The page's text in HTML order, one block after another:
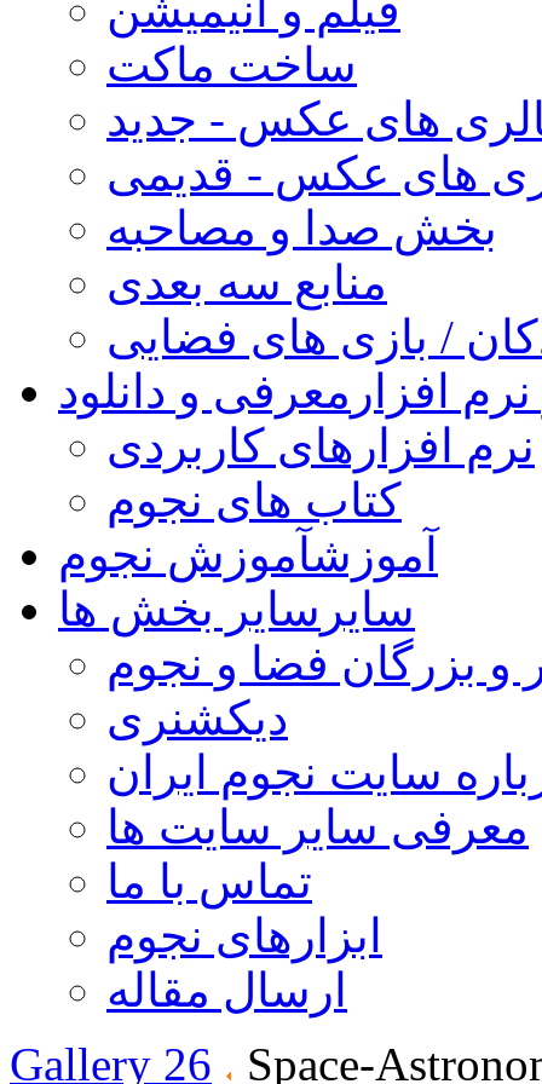
ساخت ماکت
های عکس - جدید
های عکس - قدیمی
بخش صدا و مصاحبه
منابع سه بعدی
/ بازی های فضایی
افزار معرفی و دانلود
نرم افزارهای کاربردی
کتاب های نجوم
آموزشآموزش نجوم
سایر سایر بخش ها
و بزرگان فضا و نجوم
دیکشنری
سایت نجوم ایران
معرفی سایر سایت ها
تماس با ما
ابزارهای نجوم
ارسال مقاله
Gallery 26
Space-